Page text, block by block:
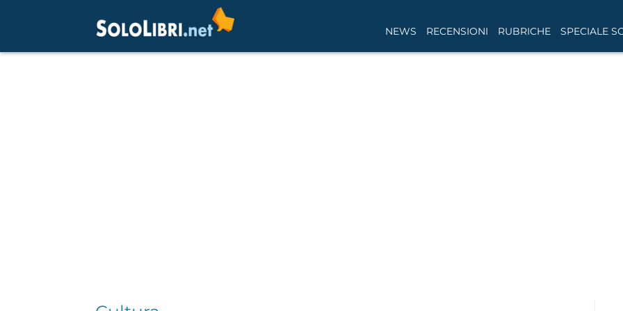
NEWS RECENSIONI RUBRICHE SPECIALE